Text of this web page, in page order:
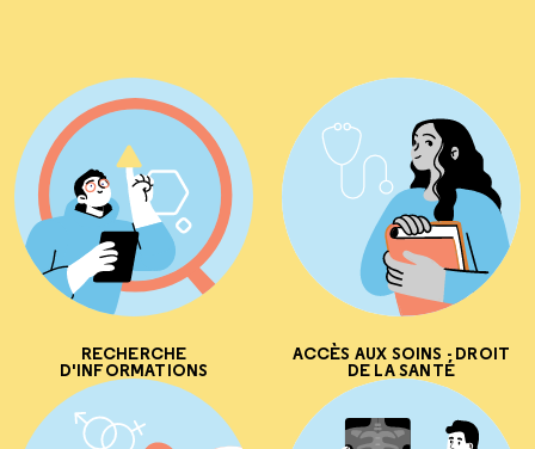
RECHERCHE
D'INFORMATIONS
ACCÈS AUX SOINS - DROIT
DE LA SANTÉ